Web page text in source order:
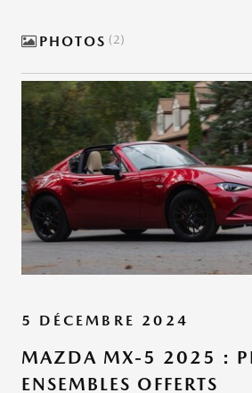
PHOTOS 2
5 DÉCEMBRE 2024
MAZDA MX-5 2025 :
ENSEMBLES OFFERTS